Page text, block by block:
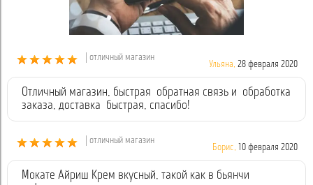
| отличный магазин
Ульяна, 28 февраля 2020
Отличный магазин, быстрая обратная связь и обработка
заказа, доставка быстрая, спасибо!
| отличный магазин
Борис, 10 февраля 2020
Мокате Айриш Крем вкусный, такой как в бьянчи